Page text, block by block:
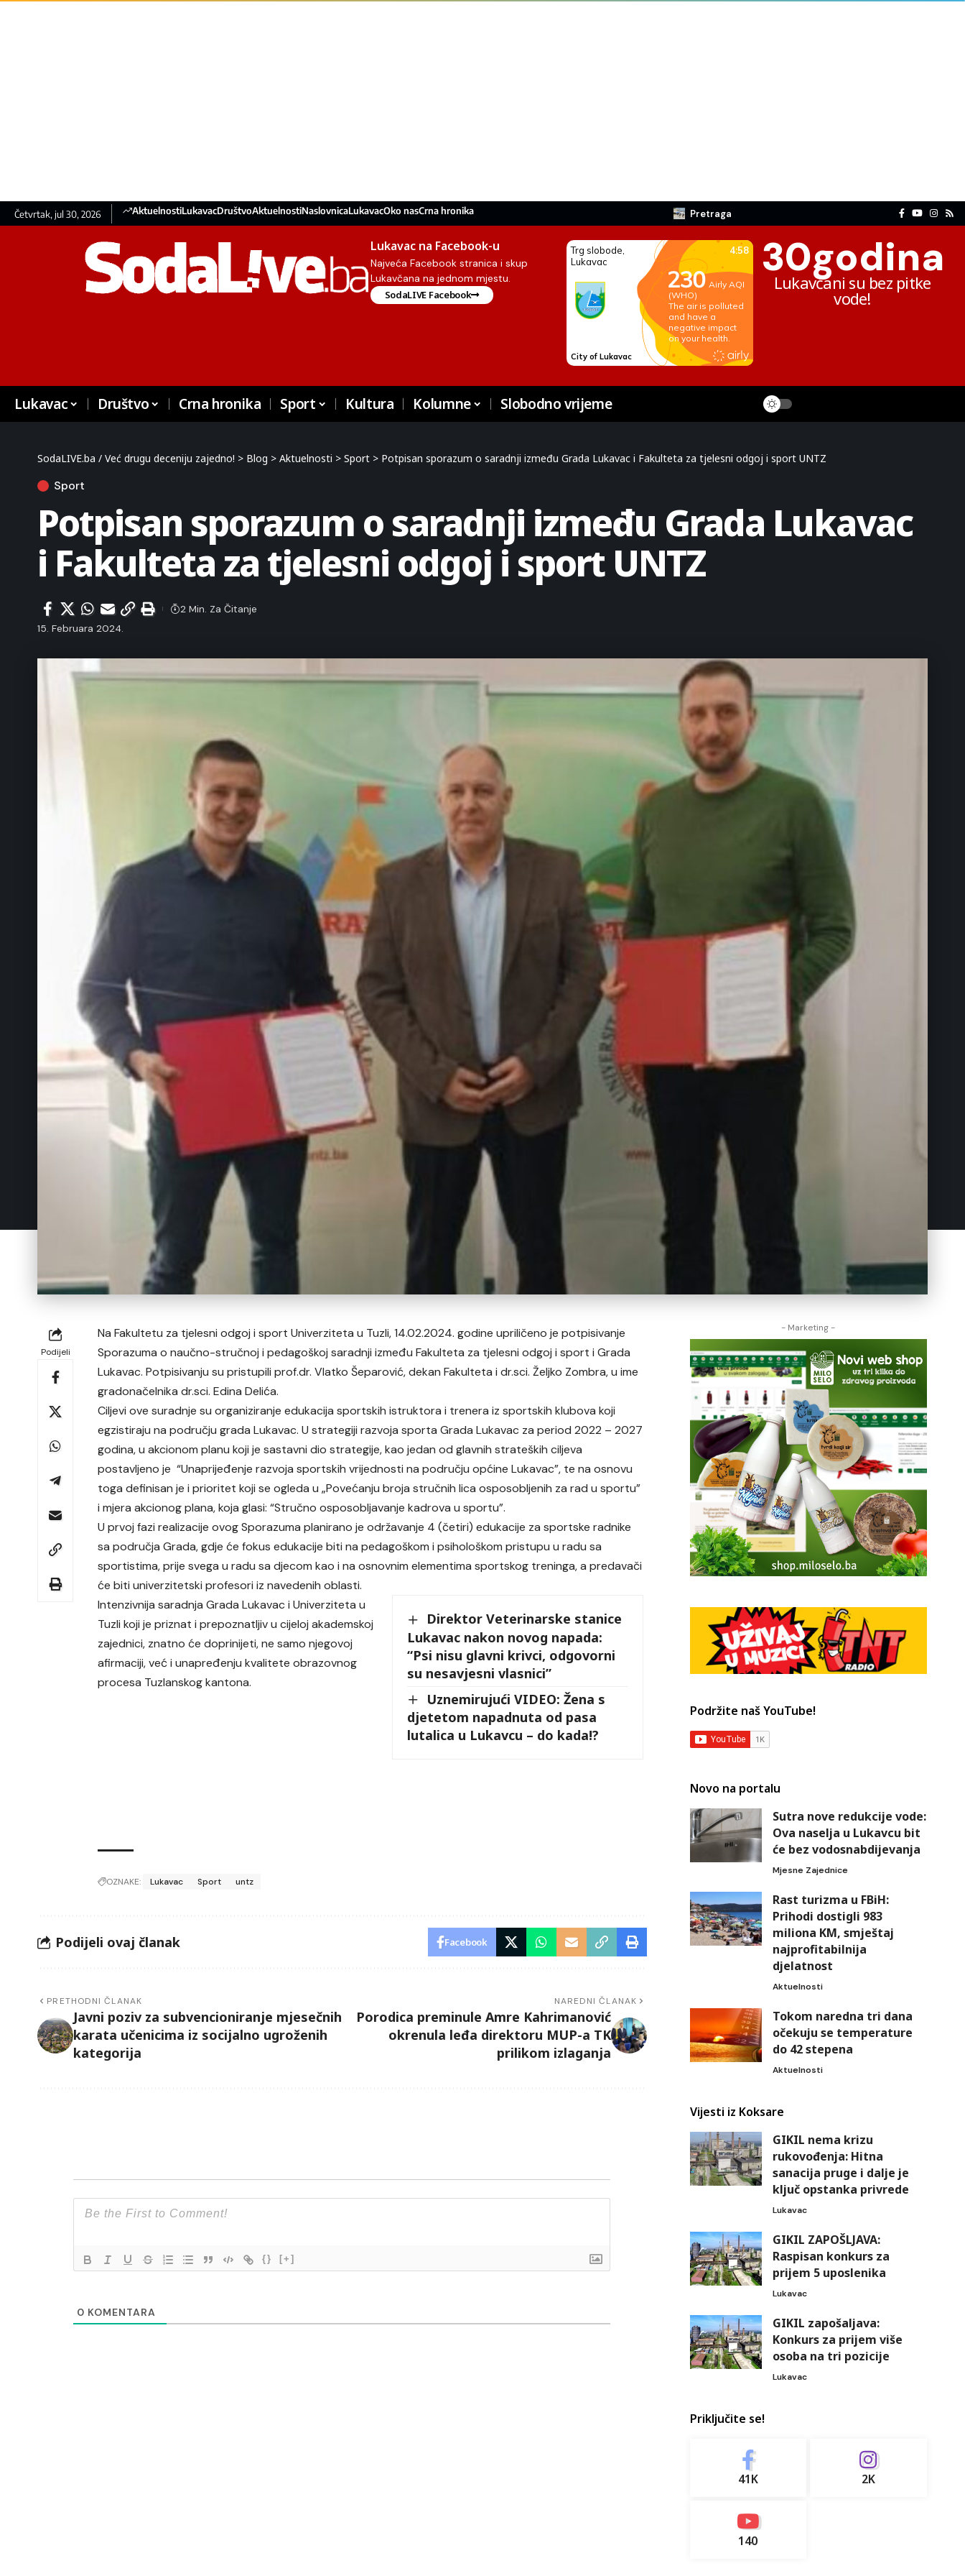
Četvrtak, jul 30, 2026 AktuelnostiLukavacDruštvoAktuelnostiNaslovnicaLukavacOko nasCrna hronika Pretraga
Lukavac na Facebook-u
Najveća Facebook stranica i skup
Lukavčana na jednom mjestu.
SodaLIVE Facebook
30godina
Lukavčani su bez pitke
vode!
Lukavac Društvo Crna hronika Sport Kultura Kolumne Slobodno vrijeme
SodaLIVE.ba / Već drugu deceniju zajedno! > Blog > Aktuelnosti > Sport > Potpisan sporazum o saradnji između Grada Lukavac i Fakulteta za tjelesni odgoj i sport UNTZ
Sport
Potpisan sporazum o saradnji između Grada Lukavac
i Fakulteta za tjelesni odgoj i sport UNTZ
15. Februara 2024.
2 Min. Za Čitanje
Podijeli
Na Fakultetu za tjelesni odgoj i sport Univerziteta u Tuzli, 14.02.2024. godine upriličeno je potpisivanje
Sporazuma o naučno-stručnoj i pedagoškoj saradnji između Fakulteta za tjelesni odgoj i sport i Grada
Lukavac. Potpisivanju su pristupili prof.dr. Vlatko Šeparović, dekan Fakulteta i dr.sci. Željko Zombra, u ime
gradonačelnika dr.sci. Edina Delića.
Ciljevi ove suradnje su organiziranje edukacija sportskih istruktora i trenera iz sportskih klubova koji
egzistiraju na području grada Lukavac. U strategiji razvoja sporta Grada Lukavac za period 2022 – 2027
godina, u akcionom planu koji je sastavni dio strategije, kao jedan od glavnih strateških ciljeva
postavljeno je “Unaprijeđenje razvoja sportskih vrijednosti na području općine Lukavac”, te na osnovu
toga definisan je i prioritet koji se ogleda u „Povećanju broja stručnih lica osposobljenih za rad u sportu”
i mjera akcionog plana, koja glasi: “Stručno osposobljavanje kadrova u sportu”.
U prvoj fazi realizacije ovog Sporazuma planirano je održavanje 4 (četiri) edukacije za sportske radnike
sa područja Grada, gdje će fokus edukacije biti na pedagoškom i psihološkom pristupu u radu sa
sportistima, prije svega u radu sa djecom kao i na osnovnim elementima sportskog treninga, a predavači
će biti univerzitetski profesori iz navedenih oblasti.
Direktor Veterinarske stanice
Lukavac nakon novog napada:
“Psi nisu glavni krivci, odgovorni
su nesavjesni vlasnici”
Uznemirujući VIDEO: Žena s
djetetom napadnuta od pasa
lutalica u Lukavcu – do kada!?
Intenzivnija saradnja Grada Lukavac i Univerziteta u
Tuzli koji je priznat i prepoznatljiv u cijeloj akademskoj
zajednici, znatno će doprinijeti, ne samo njegovoj
afirmaciji, već i unapređenju kvalitete obrazovnog
procesa Tuzlanskog kantona.
OZNAKE: Lukavac Sport untz
Podijeli ovaj članak Facebook
PRETHODNI ČLANAK
Javni poziv za subvencioniranje mjesečnih
karata učenicima iz socijalno ugroženih
kategorija
NAREDNI ČLANAK
Porodica preminule Amre Kahrimanović
okrenula leđa direktoru MUP-a TK
prilikom izlaganja
{} [+]
0 KOMENTARA
- Marketing -
Podržite naš YouTube!
Novo na portalu
Sutra nove redukcije vode:
Ova naselja u Lukavcu bit
će bez vodosnabdijevanja
Mjesne Zajednice
Rast turizma u FBiH:
Prihodi dostigli 983
miliona KM, smještaj
najprofitabilnija
djelatnost
Aktuelnosti
Tokom naredna tri dana
očekuju se temperature
do 42 stepena
Aktuelnosti
Vijesti iz Koksare
GIKIL nema krizu
rukovođenja: Hitna
sanacija pruge i dalje je
ključ opstanka privrede
Lukavac
GIKIL ZAPOŠLJAVA:
Raspisan konkurs za
prijem 5 uposlenika
Lukavac
GIKIL zapošaljava:
Konkurs za prijem više
osoba na tri pozicije
Lukavac
Priključite se!
41K 2K
140